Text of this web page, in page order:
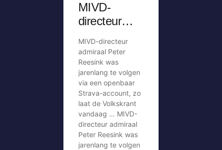
MIVD-
directeur
jarenlang te
volgen via
openbaar
Strava-
account
MIVD-directeur
admiraal Peter
Reesink was
jarenlang te volgen
via een openbaar
Strava-account, zo
laat de Volkskrant
vandaag … MIVD-
directeur admiraal
Peter Reesink was
jarenlang te volgen